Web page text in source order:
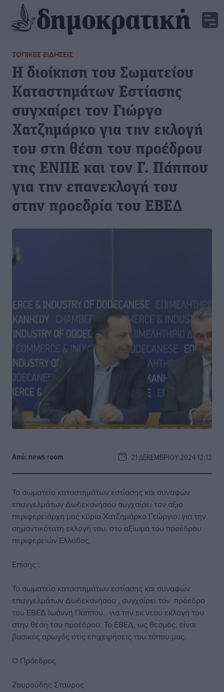
ΤΟΠΙΚΈΣ ΕΙΔΉΣΕΙΣ
Η διοίκηση του Σωματείου
Καταστημάτων Εστίασης
συγχαίρει τον Γιώργο
Χατζημάρκο για την εκλογή
του στη θέση του προέδρου
της ΕΝΠΕ και τον Γ. Πάππου
για την επανεκλογή του
στην προεδρία του ΕΒΕΔ
Από: news room 21 ΔΕΚΕΜΒΡΊΟΥ 2024 12:13
Το σωματείο καταστημάτων εστίασης και συναφών
επαγγελμάτων Δωδεκανήσου συγχαίρει τον άξιο
περιφερειάρχη μας κύριο Χατζημάρκο Γεώργιο, για την
σημαντικότατη εκλογή του, στο αξίωμα του προέδρου
περιφερειών Ελλάδος.
Επίσης :
Το σωματείο καταστημάτων εστίασης και συναφών
επαγγελμάτων Δωδεκανήσου , συγχαίρει τον πρόεδρο
του ΕΒΕΔ Ιωάννη Πάππου, για την εκ νεου εκλογή του
στην θέση του προέδρου. Το ΕΒΕΔ, ως θεσμός, είναι
βασικός αρωγός στις επιχειρήσεις του τόπου μας.
Ο Πρόεδρος
Ζουρούδης Σταύρος